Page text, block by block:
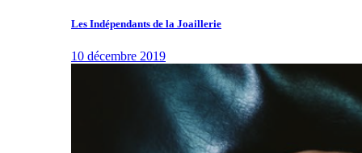
Les Indépendants de la Joaillerie
10 décembre 2019